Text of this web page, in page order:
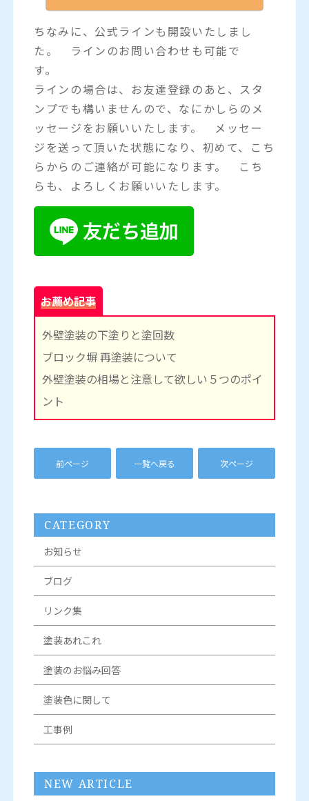
ちなみに、公式ラインも開設いたしまし
た。 ラインのお問い合わせも可能で
す。
ラインの場合は、お友達登録のあと、スタ
ンプでも構いませんので、なにかしらのメ
ッセージをお願いいたします。 メッセー
ジを送って頂いた状態になり、初めて、こち
らからのご連絡が可能になります。 こち
らも、よろしくお願いいたします。
お薦め記事
外壁塗装の下塗りと塗回数
ブロック塀 再塗装について
外壁塗装の相場と注意して欲しい５つのポイ
ント
前ページ 一覧へ戻る 次ページ
CATEGORY
お知らせ
ブログ
リンク集
塗装あれこれ
塗装のお悩み回答
塗装色に関して
工事例
NEW ARTICLE